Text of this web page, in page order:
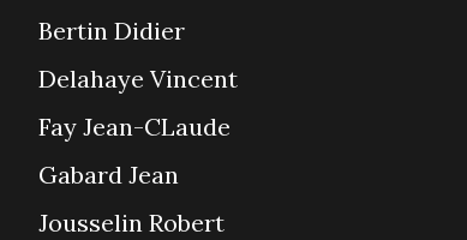
Bertin Didier
Delahaye Vincent
Fay Jean-CLaude
Gabard Jean
Jousselin Robert